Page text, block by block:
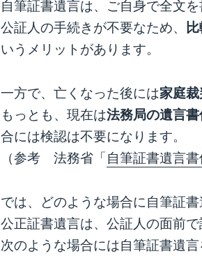
自筆証書遺言は、ご自身で全文を
公証人の手続きが不要なため、
いうメリットがあります。
一方で、亡くなった後には家庭
もっとも、現在は法務局の遺言
合には検認は不要になります。
（参考 法務省「自筆証書遺言
では、どのような場合に自筆証
公正証書遺言は、公証人の面前
次のような場合には自筆証書遺